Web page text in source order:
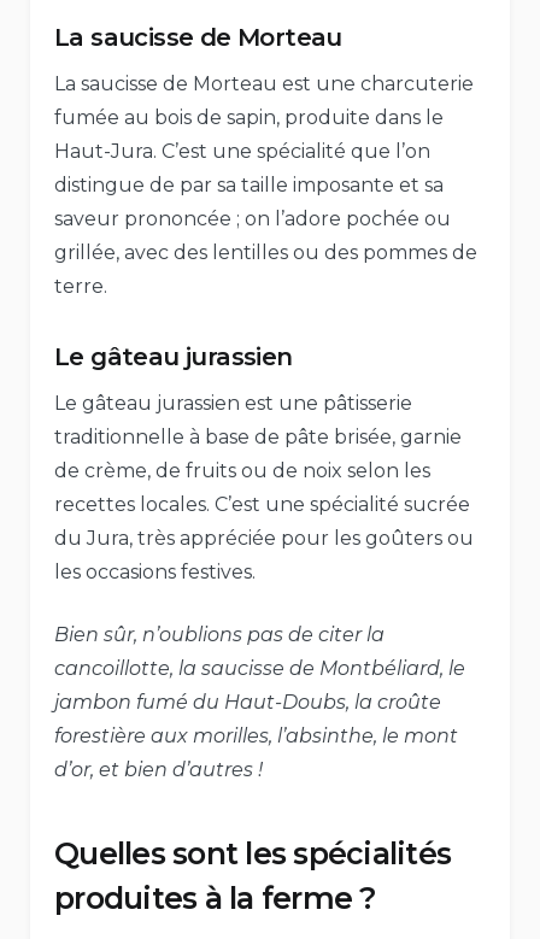
La saucisse de Morteau
La saucisse de Morteau est une charcuterie
fumée au bois de sapin, produite dans le
Haut-Jura. C’est une spécialité que l’on
distingue de par sa taille imposante et sa
saveur prononcée ; on l’adore pochée ou
grillée, avec des lentilles ou des pommes de
terre.
Le gâteau jurassien
Le gâteau jurassien est une pâtisserie
traditionnelle à base de pâte brisée, garnie
de crème, de fruits ou de noix selon les
recettes locales. C’est une spécialité sucrée
du Jura, très appréciée pour les goûters ou
les occasions festives.
Bien sûr, n’oublions pas de citer la
cancoillotte, la saucisse de Montbéliard, le
jambon fumé du Haut-Doubs, la croûte
forestière aux morilles, l’absinthe, le mont
d’or, et bien d’autres !
Quelles sont les spécialités
produites à la ferme ?